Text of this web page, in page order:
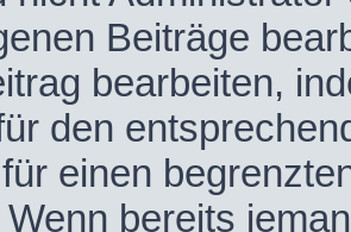
Beiträge
bearbeiten,
den
einen
bereits